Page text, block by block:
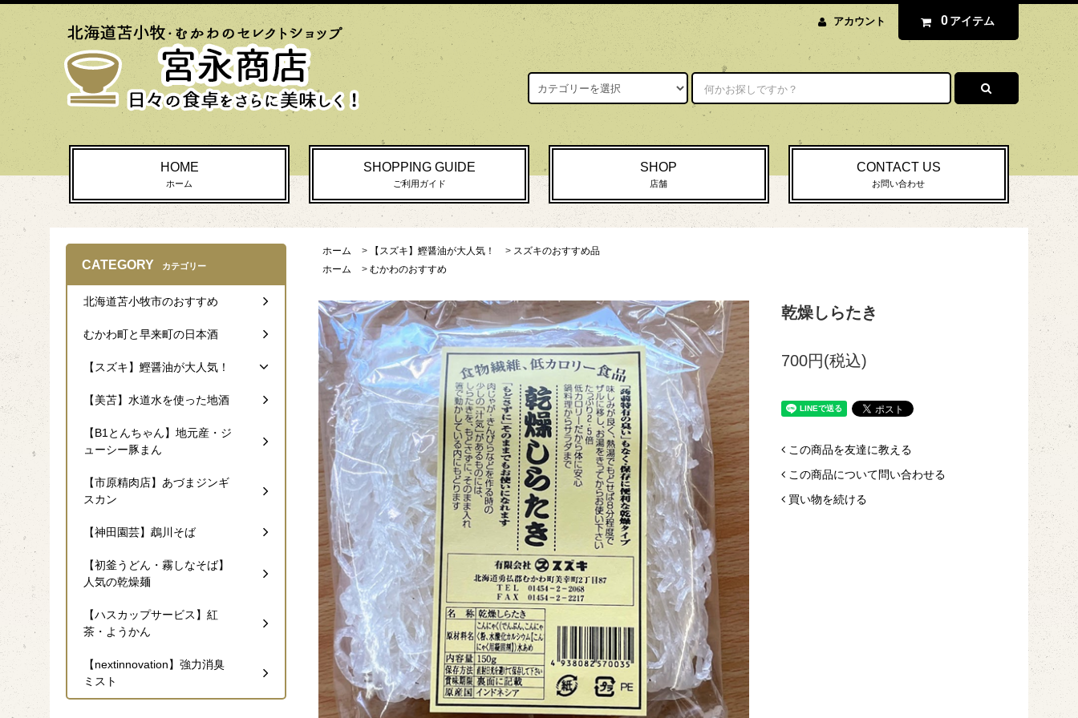
アカウント 0 アイテム
HOME
ホーム
SHOPPING GUIDE
ご利用ガイド
SHOP
店舗
CONTACT US
お問い合わせ
ホーム > 【スズキ】鰹醤油が大人気！ > スズキのおすすめ品
ホーム
> むかわのおすすめ
乾燥しらたき
700円(税込)
この商品を友達に教える
この商品について問い合わせる
買い物を続ける
CATEGORY カテゴリー
北海道苫小牧市のおすすめ
むかわ町と早来町の日本酒
【スズキ】鰹醤油が大人気！
【美苫】水道水を使った地酒
【B1とんちゃん】地元産・ジ
ューシー豚まん
【市原精肉店】あづまジンギ
スカン
【神田園芸】鵡川そば
【初釜うどん・霧しなそば】
人気の乾燥麺
【ハスカップサービス】紅
茶・ようかん
【nextinnovation】強力消臭
ミスト